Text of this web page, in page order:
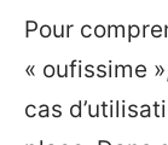
Pour
« oufissime
cas